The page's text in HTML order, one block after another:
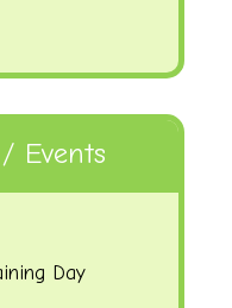
Events
Day